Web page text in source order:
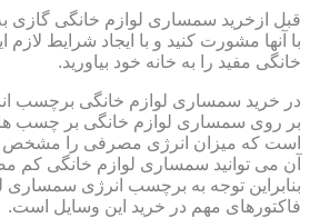
قبل ازخرید سمساری لوازم خانگی گازی
با آنها مشورت کنید و با ایجاد شرایط
خانگی مفید را به خانه خود بیاورید.
در خرید سمساری لوازم خانگی برچسب
بر روی سمساری لوازم خانگی بر چسب
است که میزان انرژی مصرفی را مشخص
آن می توانید سمساری لوازم خانگی کم
بنابراین توجه به برچسب انرژی سمساری
فاکتورهای مهم در خرید این وسایل است.